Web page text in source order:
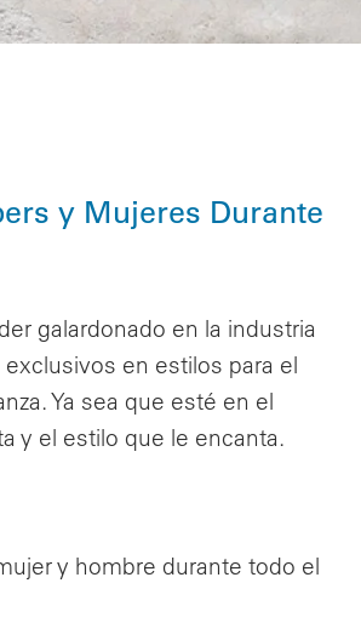
y Mujeres Durante
galardonado en la industria
en estilos para el
Ya sea que esté en el
y el estilo que le encanta.
y hombre durante todo el